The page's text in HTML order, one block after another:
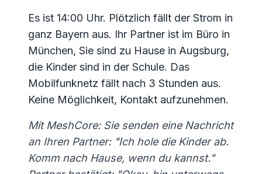
Es ist 14:00 Uhr. Plötzlich fällt der Strom in
ganz Bayern aus. Ihr Partner ist im Büro in
München, Sie sind zu Hause in Augsburg,
die Kinder sind in der Schule. Das
Mobilfunknetz fällt nach 3 Stunden aus.
Keine Möglichkeit, Kontakt aufzunehmen.
Mit MeshCore: Sie senden eine Nachricht
an Ihren Partner: "Ich hole die Kinder ab.
Komm nach Hause, wenn du kannst."